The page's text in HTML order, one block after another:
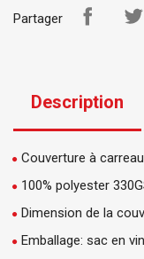
Partager
Description
Couverture à
100% polyester
Dimension de la
Emballage: sac en